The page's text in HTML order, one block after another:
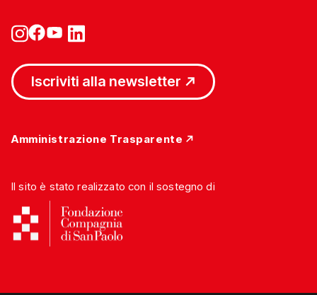
Iscriviti alla newsletter
Amministrazione Trasparente
Il sito è stato realizzato con il sostegno di